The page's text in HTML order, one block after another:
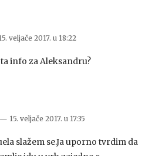
veljače 2017. u 18:22
info za Aleksandru?
— 15. veljače 2017. u 17:35
slažem se.Ja uporno tvrdim da